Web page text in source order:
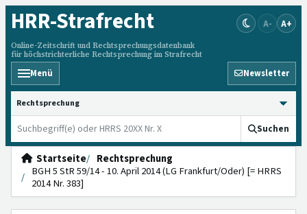
HRR-Strafrecht
Online-Zeitschrift und Rechtsprechungsdatenbank
für höchstrichterliche Rechtsprechung im Strafrecht
A- A+
Menü Newsletter
HRRS durchsuchen
Suchen
Startseite
Rechtsprechung
BGH 5 StR 59/14 - 10. April 2014 (LG Frankfurt/Oder) [= HRRS
2014 Nr. 383]